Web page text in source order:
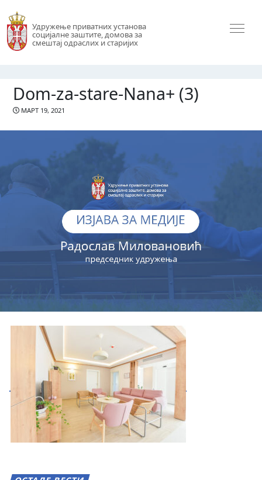
Удружење приватних установа
социјалне заштите, домова за
смештај одраслих и старијих
Dom-za-stare-Nana+ (3)
МАРТ 19, 2021